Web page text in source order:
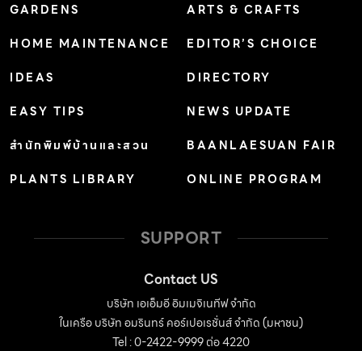
ขนาดใหญ่ที่ตั้งใจสร้างความปลอดโปร่งและเป็นผลลัพธ์ด้าน
มุมมอง ทันทีที่เข้ามาจะเจอกับเคาน์เตอร์บาร์ขนาดยาว 9
เฟอร์นิเจอร์ชิ้นใหญ่ […]
GARDENS
HOME MAINTENANCE
IDEAS
EASY TIPS
สำนักพิมพ์บ้านและสวน
PLANTS LIBRARY
ARTS & CRAFTS
EDITOR’S CHOICE
DIRECTORY
NEWS UPDATE
BAANLAESUAN FAIR
ONLINE PROGRAM
SUPPORT
Contact US
บริษัท เอเอ็มอี อิมเมจิเนทีฟ จำกัด
ในเครือ บริษัท อมรินทร์ คอร์เปอเรชั่นส์ จำกัด (มหาชน)
Tel : 0-2422-9999 ต่อ 4220